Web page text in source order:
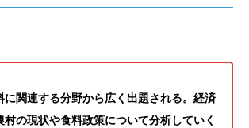
に関連する分野から広く出題される。経済
村の現状や食料政策について分析していく